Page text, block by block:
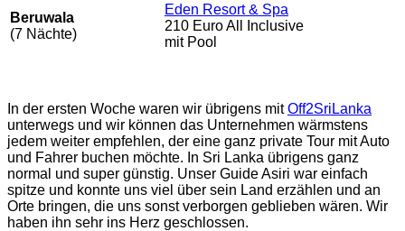
Beruwala
(7 Nächte)
Eden Resort & Spa
210 Euro All Inclusive
mit Pool
In der ersten Woche waren wir übrigens mitOff2SriLanka
unterwegs und wir können das Unternehmen wärmstens
jedem weiter empfehlen, der eine ganz private Tour mit Auto
und Fahrer buchen möchte. In Sri Lanka übrigens ganz
normal und super günstig. Unser Guide Asiri war einfach
spitze und konnte uns viel über sein Land erzählen und an
Orte bringen, die uns sonst verborgen geblieben wären. Wir
haben ihn sehr ins Herz geschlossen.